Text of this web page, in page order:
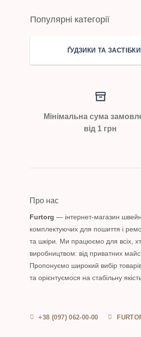
Популярні категорії
ҐУДЗИКИ ТА ЗАСТІБКИ
Мінімальна сума
від 1 грн
Про нас
Furtorg — інтернет-магазин
комплектуючих для пошиття і
та шкіри. Ми працюємо для всіх,
виробництвом: від приватних
Пропонуємо широкий вибір
та орієнтуємося на стабільну
+38 (097) 062-00-00